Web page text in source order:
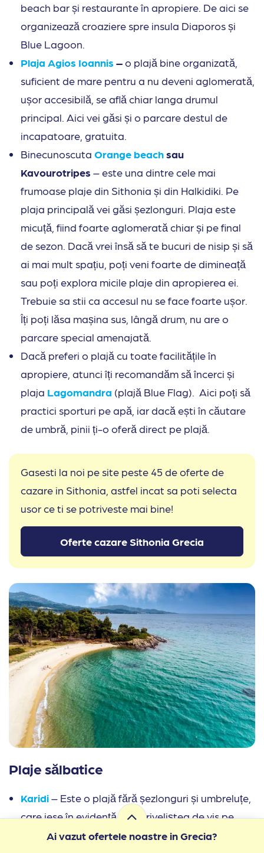
beach bar și restaurante în apropiere. De aici se
organizează croaziere spre insula Diaporos și
Blue Lagoon.
Plaja Agios Ioannis –o plajă bine organizată,
suficient de mare pentru a nu deveni aglomerată,
ușor accesibilă, se află chiar langa drumul
principal. Aici vei găsi și o parcare destul de
incapatoare, gratuita.
Binecunoscuta Orange beachsau
Kavourotripes – este una dintre cele mai
frumoase plaje din Sithonia și din Halkidiki. Pe
plaja principală vei găsi șezlonguri. Plaja este
micuță, fiind foarte aglomerată chiar și pe final
de sezon. Dacă vrei însă să te bucuri de nisip și să
ai mai mult spațiu, poți veni foarte de dimineață
sau poți explora micile plaje din apropierea ei.
Trebuie sa stii ca accesul nu se face foarte ușor.
Îți poți lăsa mașina sus, lângă drum, nu are o
parcare special amenajată.
Dacă preferi o plajă cu toate facilitățile în
apropiere, atunci îți recomandăm să încerci și
plaja Lagomandra (plajă Blue Flag). Aici poți să
practici sporturi pe apă, iar dacă ești în căutare
de umbră, pinii ți-o oferă direct pe plajă.
Gasesti la noi pe site peste 45 de oferte de
cazare in Sithonia, astfel incat sa poti selecta
usor ce ti se potriveste mai bine!
Oferte cazare Sithonia Grecia
Plaje sălbatice
Karidi– Este o plajă fără șezlonguri și umbreluțe,
care iese în evidență prin priveliștea de vis pe
care o oferă și apa deloc adâncă. Tot în această
Ai vazut ofertele noastre in Grecia?